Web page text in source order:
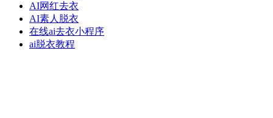
AI网红去衣
AI素人脱衣
在线ai去衣小程序
ai脱衣教程